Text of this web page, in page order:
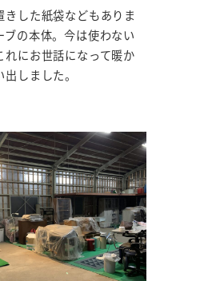
きした紙袋などもありま
ブの本体。今は使わない
れにお世話になって暖か
しました。